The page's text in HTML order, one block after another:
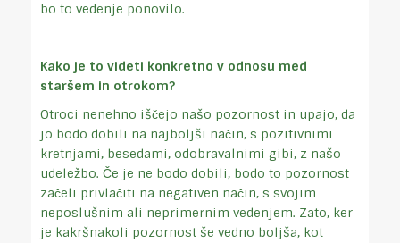
bo to vedenje ponovilo.
Kako je to videti konkretno v odnosu med
staršem in otrokom?
Otroci nenehno iščejo našo pozornost in upajo, da
jo bodo dobili na najboljši način, s pozitivnimi
kretnjami, besedami, odobravalnimi gibi, z našo
udeležbo. Če je ne bodo dobili, bodo to pozornost
začeli privlačiti na negativen način, s svojim
neposlušnim ali neprimernim vedenjem. Zato, ker
je kakršnakoli pozornost še vedno boljša, kot